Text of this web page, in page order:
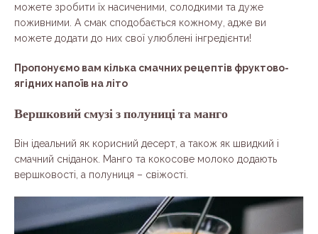
можете зробити їх насиченими, солодкими та дуже
поживними. А смак сподобається кожному, адже ви
можете додати до них свої улюблені інгредієнти!
Пропонуємо вам кілька смачних рецептів фруктово-
ягідних напоїв на літо
Вершковий смузі з полуниці та манго
Він ідеальний як корисний десерт, а також як швидкий і
смачний сніданок. Манго та кокосове молоко додають
вершковості, а полуниця – свіжості.